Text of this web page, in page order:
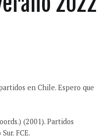
en Chile. Espero que
(2001). Partidos
FCE.